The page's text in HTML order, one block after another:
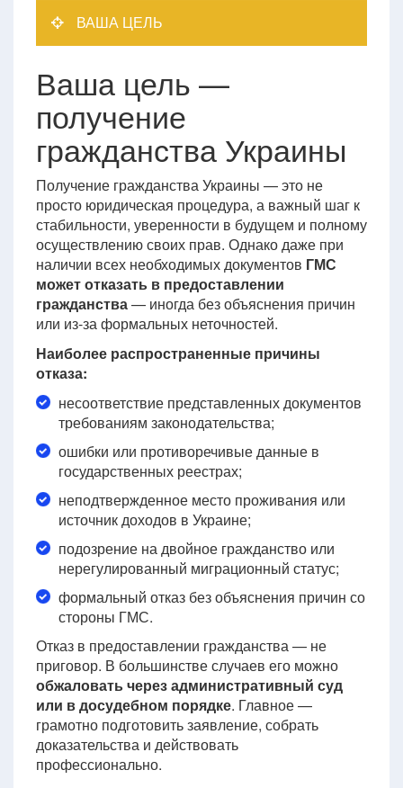
ВАША ЦЕЛЬ
Ваша цель —
получение
гражданства Украины
Получение гражданства Украины — это не
просто юридическая процедура, а важный шаг к
стабильности, уверенности в будущем и полному
осуществлению своих прав. Однако даже при
наличии всех необходимых документов ГМС
может отказать в предоставлении
гражданства— иногда без объяснения причин
или из-за формальных неточностей.
Наиболее распространенные причины
отказа:
несоответствие представленных документов
требованиям законодательства;
ошибки или противоречивые данные в
государственных реестрах;
неподтвержденное место проживания или
источник доходов в Украине;
подозрение на двойное гражданство или
нерегулированный миграционный статус;
формальный отказ без объяснения причин со
стороны ГМС.
Отказ в предоставлении гражданства — не
приговор. В большинстве случаев его можно
обжаловать через административный суд
или в досудебном порядке. Главное —
грамотно подготовить заявление, собрать
доказательства и действовать
профессионально.